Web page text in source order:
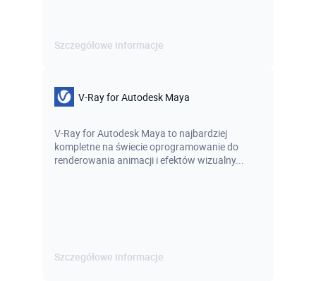
Szczegółowe informacje
V-Ray for Autodesk Maya
V-Ray for Autodesk Maya to najbardziej
kompletne na świecie oprogramowanie do
renderowania animacji i efektów wizualny...
Szczegółowe informacje